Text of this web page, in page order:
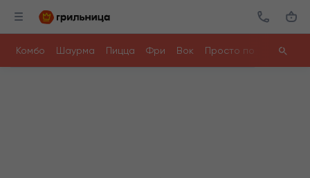
Комбо Шаурма Пицца Фри Вок Просто поесть